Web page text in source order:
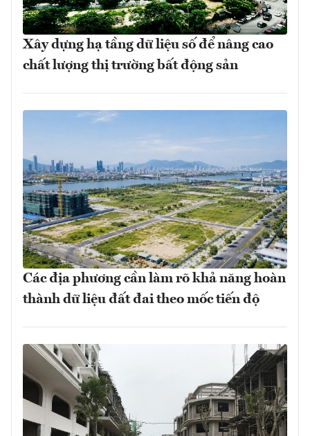
Xây dựng hạ tầng dữ liệu số để nâng cao
chất lượng thị trường bất động sản
Các địa phương cần làm rõ khả năng hoàn
thành dữ liệu đất đai theo mốc tiến độ